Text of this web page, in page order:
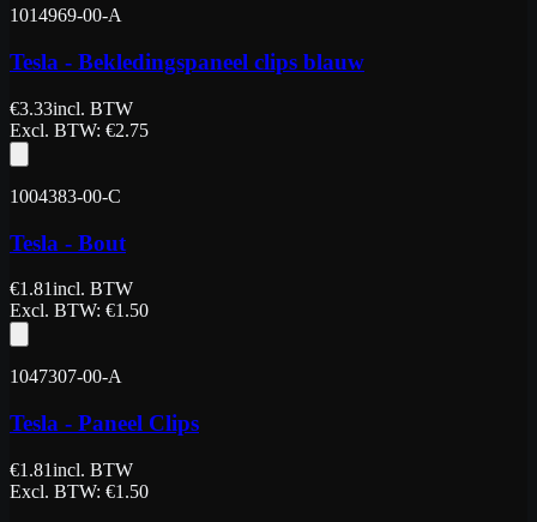
1014969-00-A
Tesla - Bekledingspaneel clips blauw
€3.33incl. BTW
Excl. BTW: €2.75
1004383-00-C
Tesla - Bout
€1.81incl. BTW
Excl. BTW: €1.50
1047307-00-A
Tesla - Paneel Clips
€1.81incl. BTW
Excl. BTW: €1.50